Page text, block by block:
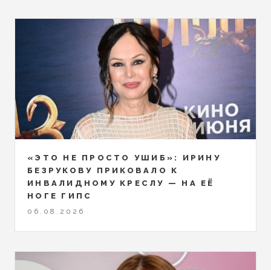
«ЭТО НЕ ПРОСТО УШИБ»: ИРИНУ
БЕЗРУКОВУ ПРИКОВАЛО К
ИНВАЛИДНОМУ КРЕСЛУ — НА ЕЁ
НОГЕ ГИПС
06.08.2026